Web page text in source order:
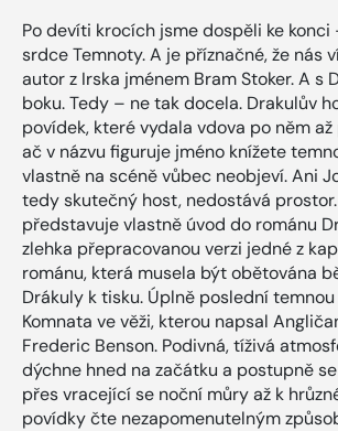
Po devíti krocích jsme dospěli ke
srdce Temnoty. A je příznačné, že nás
autor z Irska jménem Bram Stoker. A s
boku. Tedy – ne tak docela. Drakulův
povídek, které vydala vdova po něm
ač v názvu figuruje jméno knížete
vlastně na scéně vůbec neobjeví. Ani
tedy skutečný host, nedostává
představuje vlastně úvod do románu
zlehka přepracovanou verzi jedné z
románu, která musela být obětována
Drákuly k tisku. Úplně poslední
Komnata ve věži, kterou napsal
Frederic Benson. Podivná, tíživá
dýchne hned na začátku a postupně
přes vracející se noční můry až k
povídky čte nezapomenutelným